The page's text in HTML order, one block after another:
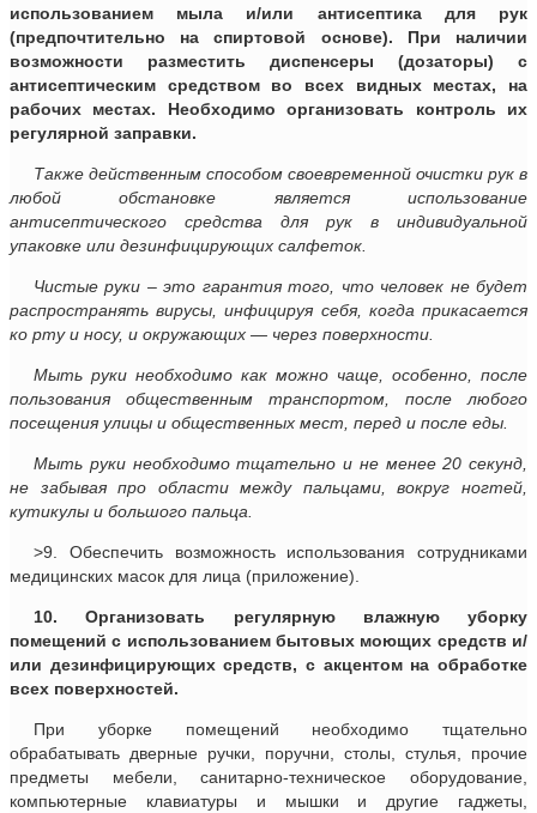
использованием мыла и/или антисептика для рук
(предпочтительно на спиртовой основе). При наличии
возможности разместить диспенсеры (дозаторы) с
антисептическим средством во всех видных местах, на
рабочих местах. Необходимо организовать контроль их
регулярной заправки.
Также действенным способом своевременной очистки рук в
любой обстановке является использование
антисептического средства для рук в индивидуальной
упаковке или дезинфицирующих салфеток.
Чистые руки – это гарантия того, что человек не будет
распространять вирусы, инфицируя себя, когда прикасается
ко рту и носу, и окружающих — через поверхности.
Мыть руки необходимо как можно чаще, особенно, после
пользования общественным транспортом, после любого
посещения улицы и общественных мест, перед и после еды.
Мыть руки необходимо тщательно и не менее 20 секунд,
не забывая про области между пальцами, вокруг ногтей,
кутикулы и большого пальца.
>9. Обеспечить возможность использования сотрудниками
медицинских масок для лица (приложение).
10. Организовать регулярную влажную уборку
помещений с использованием бытовых моющих средств и/
или дезинфицирующих средств, с акцентом на обработке
всех поверхностей.
При уборке помещений необходимо тщательно
обрабатывать дверные ручки, поручни, столы, стулья, прочие
предметы мебели, санитарно-техническое оборудование,
компьютерные клавиатуры и мышки и другие гаджеты,